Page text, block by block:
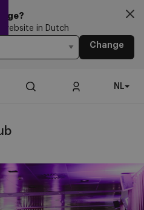
website in Dutch
Change
NL